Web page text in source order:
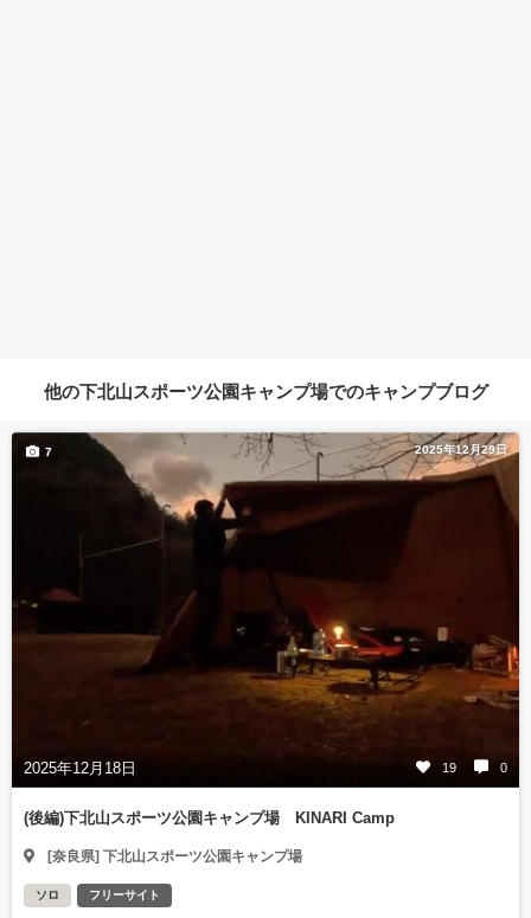
他の下北山スポーツ公園キャンプ場でのキャンプブログ
2025年12月29日
2025年12月18日 19 0
7
(後編)下北山スポーツ公園キャンプ場 KINARI Camp
[奈良県] 下北山スポーツ公園キャンプ場
ソロ フリーサイト